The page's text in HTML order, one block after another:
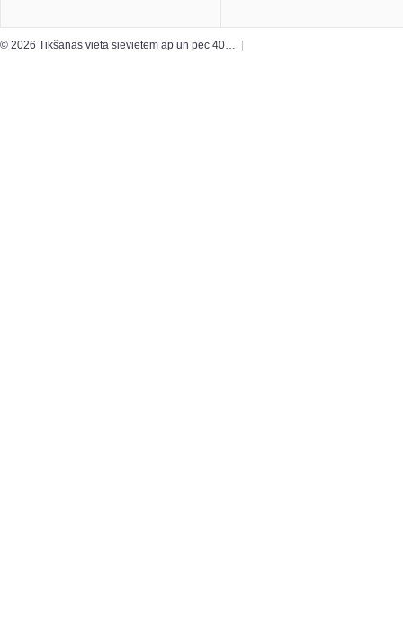
© 2026 Tikšanās vieta sievietēm ap un pēc 40…